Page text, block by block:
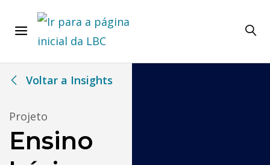
Voltar a Insights
Projeto
Ensino